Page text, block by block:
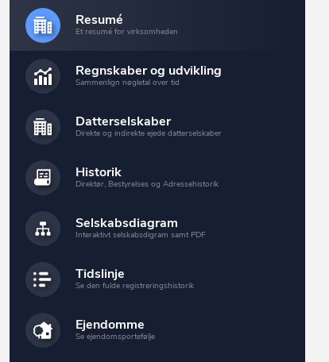
Resumé
Et resumé for virksomheden
Regnskaber og udvikling
Sammenlign nøgletal over tid
Datterselskaber
Direkte og indirekte ejede datterselskaber
Historik
Direktør, Bestyrelses og Adressehistorik
Selskabsdiagram
Interaktivt selskabsdigram samt PDF
Tidslinje
Se den fulde registreringshistorik
Ejendomme
Se ejendomsportefølje